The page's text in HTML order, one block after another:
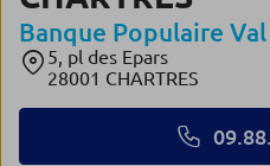
Banque Populaire
5, pl des Epars
28001 CHARTRES